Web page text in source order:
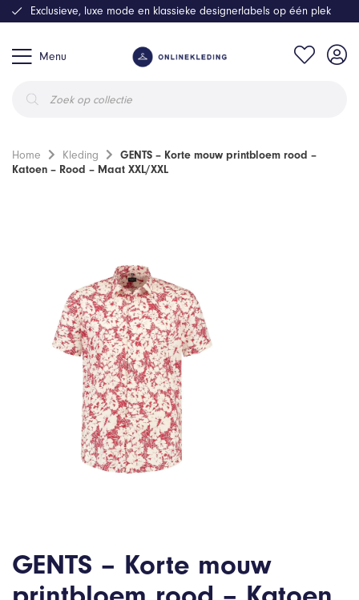
Menu
zoeken
Exclusieve, luxe mode en klassieke designerlabels op één plek
Home Kleding
GENTS – Korte mouw printbloem rood –
Katoen – Rood – Maat XXL/XXL
GENTS – Korte mouw